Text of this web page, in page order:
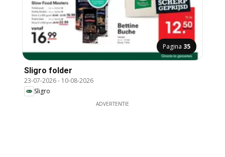
Pagina 35
Sligro folder
23-07-2026- 10-08-2026
Sligro
ADVERTENTIE